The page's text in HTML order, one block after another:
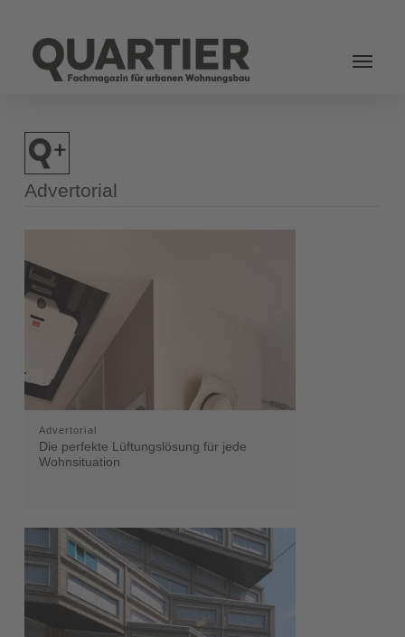
Advertorial
Advertorial
Die perfekte Lüftungslösung für jede
Wohnsituation